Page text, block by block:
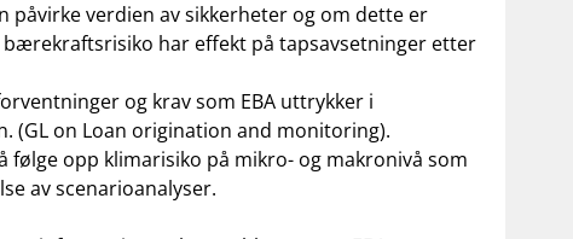
verdien av sikkerheter og om dette er
har effekt på tapsavsetninger etter
og krav som EBA uttrykker i
(GL on Loan origination and monitoring).
opp klimarisiko på mikro- og makronivå som
av scenarioanalyser.